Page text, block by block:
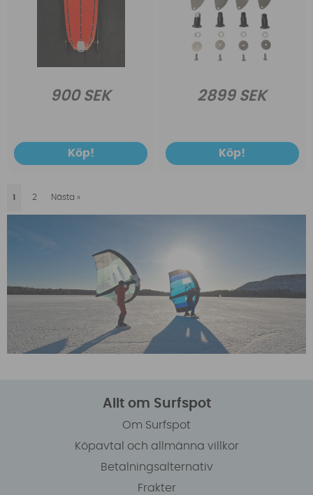
900 SEK
Köp!
2899 SEK
Köp!
1 2 Nästa »
Allt om Surfspot
Om Surfspot
Köpavtal och allmänna villkor
Betalningsalternativ
Frakter